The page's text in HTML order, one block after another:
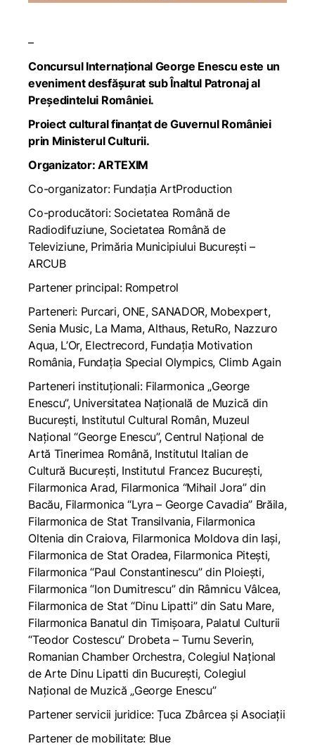
–
Concursul Internațional George Enescu este un
eveniment desfășurat sub Înaltul Patronaj al
Președintelui României.
Proiect cultural finanțat de Guvernul României
prin Ministerul Culturii.
Organizator: ARTEXIM
Co-organizator: Fundația ArtProduction
Co-producători: Societatea Română de
Radiodifuziune, Societatea Română de
Televiziune, Primăria Municipiului București –
ARCUB
Partener principal: Rompetrol
Parteneri: Purcari, ONE, SANADOR, Mobexpert,
Senia Music, La Mama, Althaus, RetuRo, Nazzuro
Aqua, L’Or, Electrecord, Fundația Motivation
România, Fundația Special Olympics, Climb Again
Parteneri instituționali: Filarmonica „George
Enescu”, Universitatea Națională de Muzică din
București, Institutul Cultural Român, Muzeul
Național “George Enescu”, Centrul Național de
Artă Tinerimea Română, Institutul Italian de
Cultură București, Institutul Francez București,
Filarmonica Arad, Filarmonica “Mihail Jora” din
Bacău, Filarmonica “Lyra – George Cavadia” Brăila,
Filarmonica de Stat Transilvania, Filarmonica
Oltenia din Craiova, Filarmonica Moldova din Iași,
Filarmonica de Stat Oradea, Filarmonica Pitești,
Filarmonica “Paul Constantinescu” din Ploiești,
Filarmonica “Ion Dumitrescu” din Râmnicu Vâlcea,
Filarmonica de Stat “Dinu Lipatti” din Satu Mare,
Filarmonica Banatul din Timișoara, Palatul Culturii
“Teodor Costescu” Drobeta – Turnu Severin,
Romanian Chamber Orchestra, Colegiul Național
de Arte Dinu Lipatti din București, Colegiul
Național de Muzică „George Enescu”
Partener servicii juridice: Țuca Zbârcea și Asociații
Partener de mobilitate: Blue